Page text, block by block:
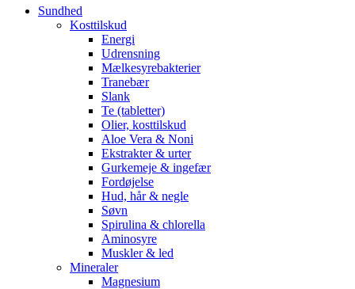
Sundhed
Kosttilskud
Energi
Udrensning
Mælkesyrebakterier
Tranebær
Slank
Te (tabletter)
Olier, kosttilskud
Aloe Vera & Noni
Ekstrakter & urter
Gurkemeje & ingefær
Fordøjelse
Hud, hår & negle
Søvn
Spirulina & chlorella
Aminosyre
Muskler & led
Mineraler
Magnesium